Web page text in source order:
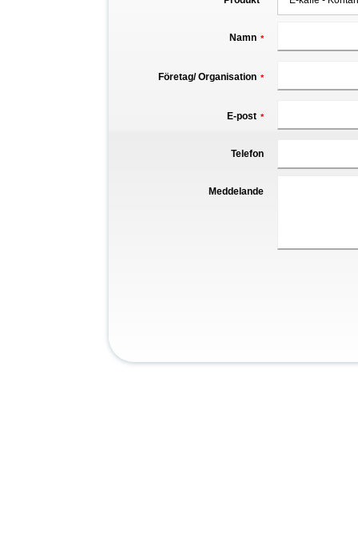
Namn *
Företag/ Organisation *
E-post *
Telefon
Meddelande